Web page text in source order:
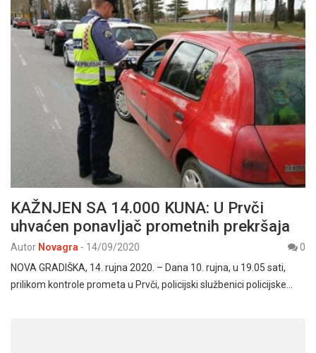
KAŽNJEN SA 14.000 KUNA: U Prvči
uhvaćen ponavljač prometnih prekršaja
Autor Novagra - 14/09/2020
0
NOVA GRADIŠKA, 14. rujna 2020. – Dana 10. rujna, u 19.05 sati,
prilikom kontrole prometa u Prvči, policijski službenici policijske…